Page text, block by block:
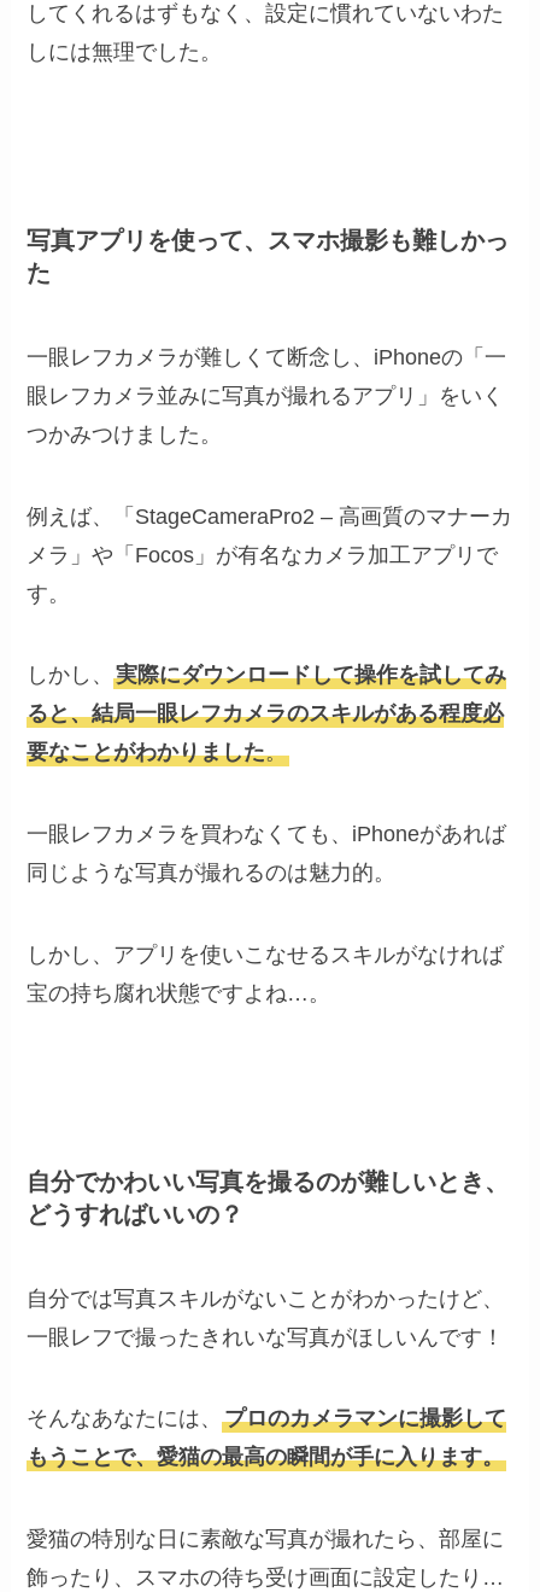
してくれるはずもなく、設定に慣れていないわた
しには無理でした。
写真アプリを使って、スマホ撮影も難しかっ
た
一眼レフカメラが難しくて断念し、iPhoneの「一
眼レフカメラ並みに写真が撮れるアプリ」をいく
つかみつけました。
例えば、「StageCameraPro2 – 高画質のマナーカ
メラ」や「Focos」が有名なカメラ加工アプリで
す。
しかし、実際にダウンロードして操作を試してみ
ると、結局一眼レフカメラのスキルがある程度必
要なことがわかりました。
一眼レフカメラを買わなくても、iPhoneがあれば
同じような写真が撮れるのは魅力的。
しかし、アプリを使いこなせるスキルがなければ
宝の持ち腐れ状態ですよね…。
自分でかわいい写真を撮るのが難しいとき、
どうすればいいの？
自分では写真スキルがないことがわかったけど、
一眼レフで撮ったきれいな写真がほしいんです！
そんなあなたには、プロのカメラマンに撮影して
もうことで、愛猫の最高の瞬間が手に入ります。
愛猫の特別な日に素敵な写真が撮れたら、部屋に
飾ったり、スマホの待ち受け画面に設定したり…